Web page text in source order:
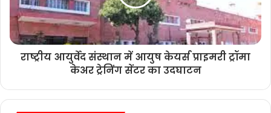
राष्ट्रीय आयुर्वेद संस्थान में आयुष केयर्स प्राइमरी ट्रॉमा
केअर ट्रेनिंग सेंटर का उदघाटन